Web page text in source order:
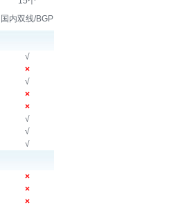
国内双线/BGP
√
×
√
×
×
√
√
√
×
×
×